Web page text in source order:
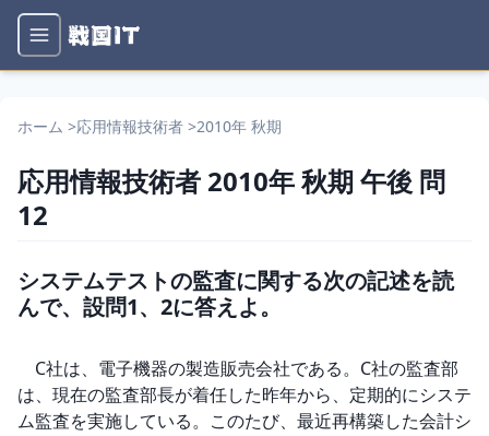
ホーム >応用情報技術者 >2010年 秋期
応用情報技術者 2010年 秋期午後 問
12
システムテストの監査に関する次の記述を読
んで、設問1、2に答えよ。
C社は、電子機器の製造販売会社である。C社の監査部
は、現在の監査部長が着任した昨年から、定期的にシステ
ム監査を実施している。このたび、最近再構築した会計シ